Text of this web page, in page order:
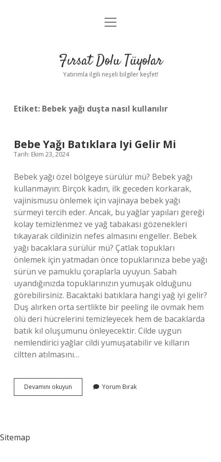
Gizlilik Politikası
Yasal Uyarı
menüyü
Fırsat Dolu Tüyolar
Yatırımla ilgili neşeli bilgiler keşfet!
Etiket: Bebek yağı duşta nasıl kullanılır
Bebe Yağı Batıklara Iyi Gelir Mi
Tarih: Ekim 23, 2024
Bebek yağı özel bölgeye sürülür mü? Bebek yağı
kullanmayın: Birçok kadın, ilk geceden korkarak,
vajinismusu önlemek için vajinaya bebek yağı
sürmeyi tercih eder. Ancak, bu yağlar yapıları gereği
kolay temizlenmez ve yağ tabakası gözenekleri
tıkayarak cildinizin nefes almasını engeller. Bebek
yağı bacaklara sürülür mü? Çatlak topukları
önlemek için yatmadan önce topuklarınıza bebe yağı
sürün ve pamuklu çoraplarla uyuyun. Sabah
uyandığınızda topuklarınızın yumuşak olduğunu
görebilirsiniz. Bacaktaki batıklara hangi yağ iyi gelir?
Duş alırken orta sertlikte bir peeling ile ovmak hem
ölü deri hücrelerini temizleyecek hem de bacaklarda
batık kıl oluşumunu önleyecektir. Cilde uygun
nemlendirici yağlar cildi yumuşatabilir ve kılların
ciltten atılmasını…
Devamını okuyun
Yağı
Yorum Bırak
Sitemap